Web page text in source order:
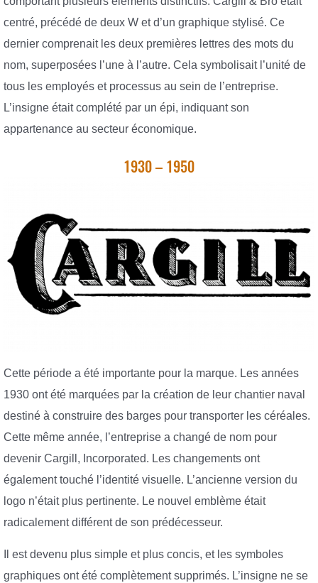
centré, précédé de deux W et d’un graphique stylisé. Ce
dernier comprenait les deux premières lettres des mots du
nom, superposées l’une à l’autre. Cela symbolisait l’unité de
tous les employés et processus au sein de l’entreprise.
L’insigne était complété par un épi, indiquant son
appartenance au secteur économique.
1930 – 1950
Cette période a été importante pour la marque. Les années
1930 ont été marquées par la création de leur chantier naval
destiné à construire des barges pour transporter les céréales.
Cette même année, l’entreprise a changé de nom pour
devenir Cargill, Incorporated. Les changements ont
également touché l’identité visuelle. L’ancienne version du
logo n’était plus pertinente. Le nouvel emblème était
radicalement différent de son prédécesseur.
Il est devenu plus simple et plus concis, et les symboles
graphiques ont été complètement supprimés. L’insigne ne se